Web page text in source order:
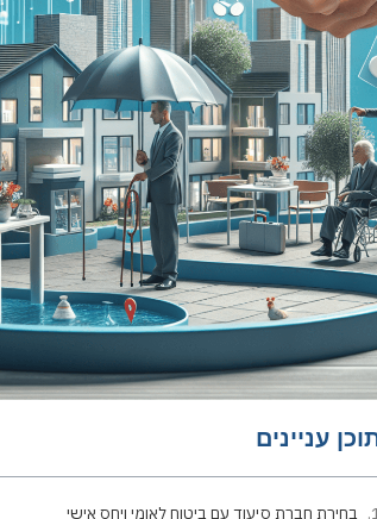
עניינים
בחירת חברת סיעוד עם ביטוח לאומי ויחס אישי